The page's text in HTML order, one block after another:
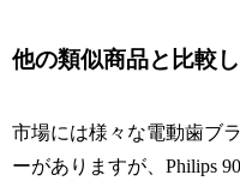
他の類似商品と比較
市場には様々な電動歯ブ
ーがありますが、Philips